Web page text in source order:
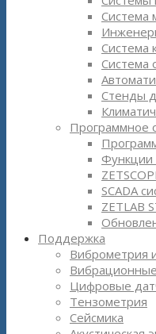
Система
Система
Система
Стенды
Программное
Функции
SCADA
ZETLAB
Поддержка
Виброметрия
Цифровые
Тензометрия
Сейсмика